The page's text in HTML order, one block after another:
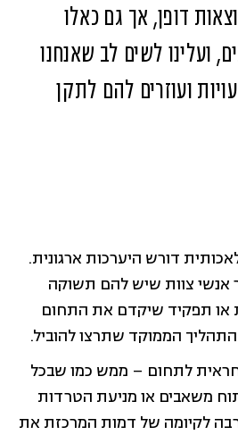
דופן, אך גם כאלו
ועלינו לשים לב שאנחנו
ועוזרים להם לתקן
דורש היערכות ארגונית.
אנשי צוות שיש להם תשוקה
או תפקיד שיקדם את התחום
התהליך הממוקד שתרצו להוביל.
לתחום – ממש כמו שבכל
משאבים או מניעת הטרדות
לקיומה של דמות המרכזת את